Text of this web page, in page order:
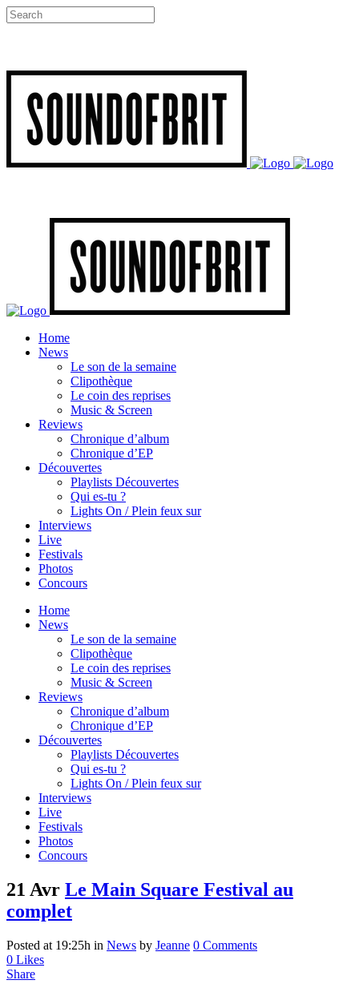
Home
News
Le son de la semaine
Clipothèque
Le coin des reprises
Music & Screen
Reviews
Chronique d’album
Chronique d’EP
Découvertes
Playlists Découvertes
Qui es-tu ?
Lights On / Plein feux sur
Interviews
Live
Festivals
Photos
Concours
Home
News
Le son de la semaine
Clipothèque
Le coin des reprises
Music & Screen
Reviews
Chronique d’album
Chronique d’EP
Découvertes
Playlists Découvertes
Qui es-tu ?
Lights On / Plein feux sur
Interviews
Live
Festivals
Photos
Concours
21 Avr Le Main Square Festival au
complet
Posted at 19:25h in News by Jeanne 0 Comments
0 Likes
Share